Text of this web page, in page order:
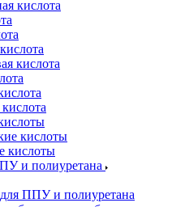
кислота
кислота
кислоты
кислоты
и полиуретана
ППУ и полиуретана